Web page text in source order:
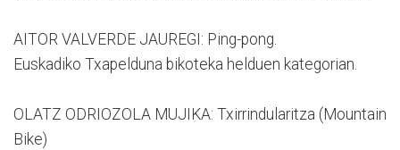
AITOR VALVERDE JAUREGI: Ping-pong.
Euskadiko Txapelduna bikoteka helduen kategorian.
OLATZ ODRIOZOLA MUJIKA: Txirrindularitza (Mountain
Bike)